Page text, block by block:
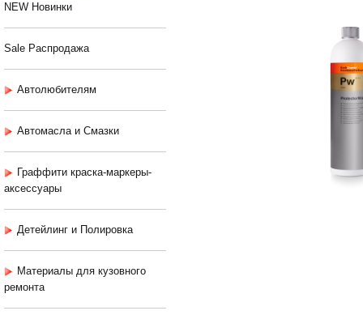
NEW Новинки
Sale Распродажа
Автолюбителям
Автомасла и Смазки
Граффити краска-маркеры-
аксессуары
Детейлинг и Полировка
Материалы для кузовного
ремонта